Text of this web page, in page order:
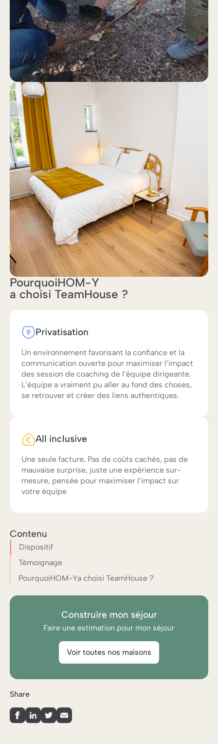
Contenu
Dispositif
Témoignage
PourquoiHOM-Ya choisi TeamHouse ?
Construire mon séjour
Faire une estimation pour mon séjour
Voir toutes nos maisons
Share
PourquoiHOM-Y
a choisi TeamHouse ?
Privatisation
Un environnement favorisant la confiance et la
communication ouverte pour maximiser l’impact
des session de coaching de l’équipe dirigeante.
L’équipe a vraiment pu aller au fond des choses,
se retrouver et créer des liens authentiques.
All inclusive
Une seule facture, Pas de coûts cachés, pas de
mauvaise surprise, juste une expérience sur-
mesure, pensée pour maximiser l’impact sur
votre équipe